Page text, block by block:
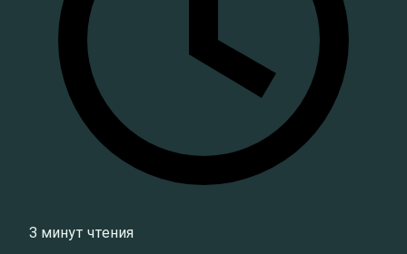
3 минут чтения